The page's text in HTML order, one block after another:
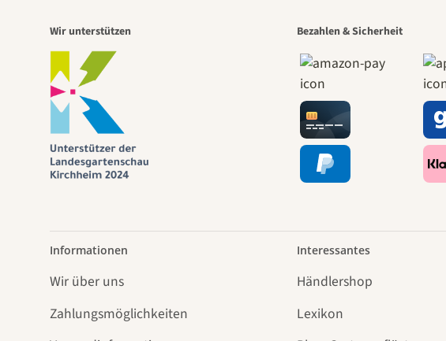
Wir unterstützen Bezahlen & Sicherheit
Informationen
Wir über uns
Zahlungsmöglichkeiten
Interessantes
Händlershop
Lexikon